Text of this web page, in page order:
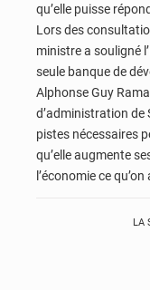
qu’elle puisse
Lors des
ministre a souligné
seule banque de
Alphonse Guy
d’administration de
pistes nécessaires
qu’elle augmente
l’économie ce
LA